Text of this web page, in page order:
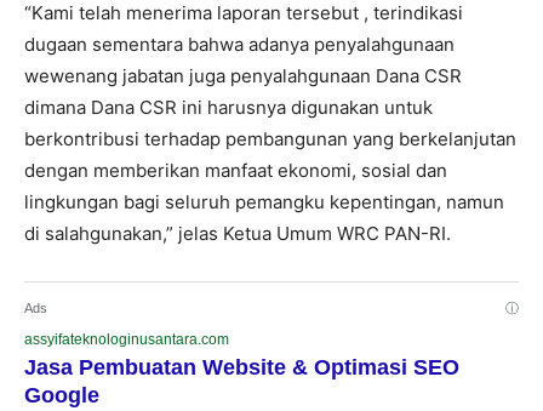
“Kami telah menerima laporan tersebut , terindikasi
dugaan sementara bahwa adanya penyalahgunaan
wewenang jabatan juga penyalahgunaan Dana CSR
dimana Dana CSR ini harusnya digunakan untuk
berkontribusi terhadap pembangunan yang berkelanjutan
dengan memberikan manfaat ekonomi, sosial dan
lingkungan bagi seluruh pemangku kepentingan, namun
di salahgunakan,” jelas Ketua Umum WRC PAN-RI.
Ads ⓘ
assyifateknologinusantara.com
Jasa Pembuatan Website & Optimasi SEO
Google